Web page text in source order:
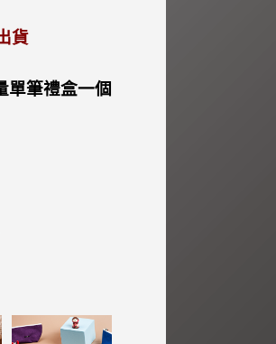
貨
單筆禮盒一個